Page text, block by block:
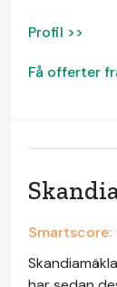
Profil >>
Få offerter